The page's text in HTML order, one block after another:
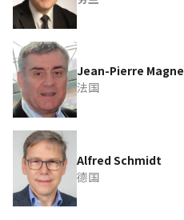
Jean-Pierre Magne
法国
Alfred Schmidt
德国